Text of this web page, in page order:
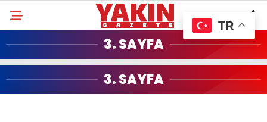
3. SAYFA
3. SAYFA
TR